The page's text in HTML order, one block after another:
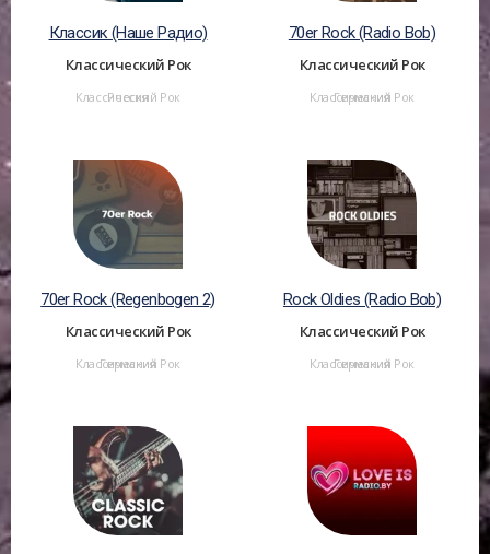
Классик (Наше Радио)
Классический Рок
Классический Рок
Россия
70er Rock (Radio Bob)
Классический Рок
Классический Рок
Германия
70er Rock (Regenbogen 2)
Классический Рок
Классический Рок
Германия
Rock Oldies (Radio Bob)
Классический Рок
Классический Рок
Германия